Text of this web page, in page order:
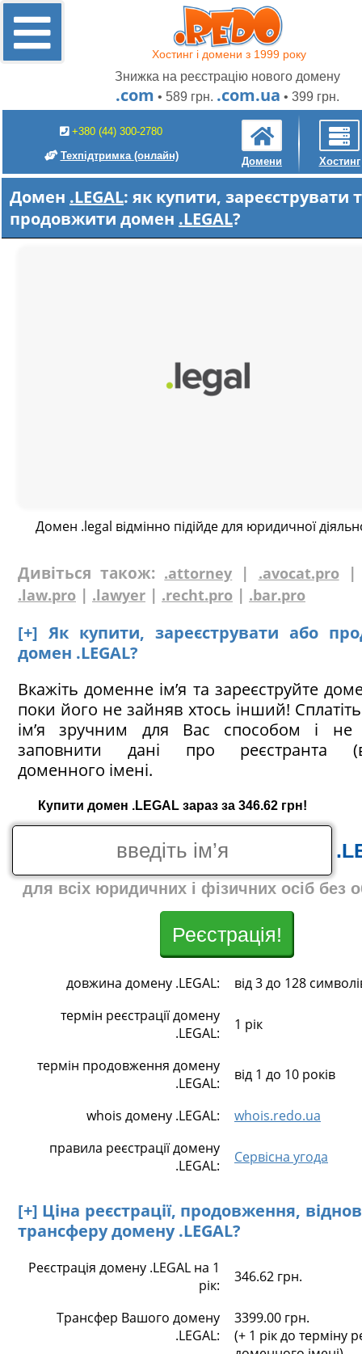
Хостинг і домени з 1999 року
Знижка на реєстрацію нового домену
.com • 589 грн. .com.ua • 399 грн.
+380 (44) 300-2780
Техпідтримка (онлайн) Домени Хостинг
Домен .LEGAL: як купити, зареєструвати
продовжити домен .LEGAL?
Домен .legal відмінно підійде для юридичної
Дивіться також: .attorney | .avocat.pro
.law.pro | .lawyer | .recht.pro | .bar.pro
[+] Як купити, зареєструвати або
домен .LEGAL?
Вкажіть доменне ім’я та зареєструйте
поки його не зайняв хтось інший!
ім’я зручним для Вас способом і не
заповнити дані про реєстранта
доменного імені.
Купити домен .LEGAL зараз за 346.62 грн!
для всіх юридичних і фізичних осіб без
Реєстрація!
довжина домену .LEGAL:
від 3 до 128
термін реєстрації домену
.LEGAL:
1 рік
термін продовження домену
.LEGAL:
від 1 до 10 років
whois домену .LEGAL:
whois.redo.ua
правила реєстрації домену
.LEGAL:
Сервісна угода
[+] Ціна реєстрації, продовження,
трансферу домену .LEGAL?
Реєстрація домену .LEGAL на 1
рік:
346.62 грн.
Трансфер Вашого домену
.LEGAL:
3399.00 грн.
(+ 1 рік до терміну